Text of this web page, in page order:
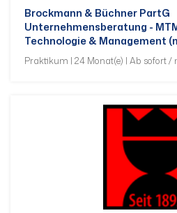
Brockmann & Büchner PartG
Unternehmensberatung -
Technologie & Management
Praktikum | 24 Monat(e) | Ab sofort /